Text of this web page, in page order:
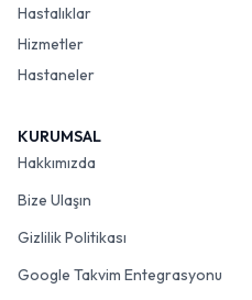
Hastalıklar
Hizmetler
Hastaneler
KURUMSAL
Hakkımızda
Bize Ulaşın
Gizlilik Politikası
Google Takvim Entegrasyonu